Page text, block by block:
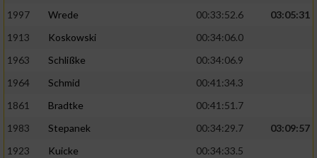
1997
Wrede 00:33:52.6
03:05:31
1913
Koskowski
00:34:06.0
1963
Schlißke
00:34:06.9
1964
Schmid
00:41:34.3
1861
Bradtke
00:41:51.7
1983
Stepanek 00:34:29.7
03:09:57
1923
Kuicke
00:34:33.5